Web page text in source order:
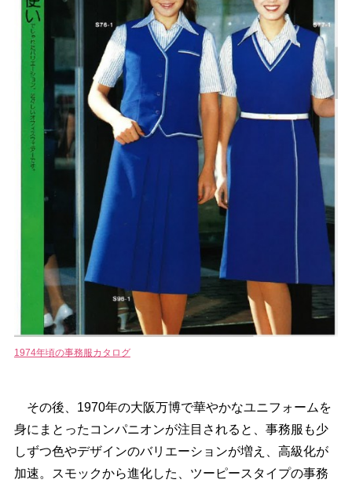
1974年頃の事務服カタログ
その後、1970年の大阪万博で華やかなユニフォームを
身にまとったコンパニオンが注目されると、事務服も少
しずつ色やデザインのバリエーションが増え、高級化が
加速。スモックから進化した、ツーピースタイプの事務